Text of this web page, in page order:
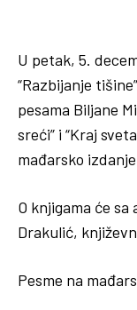
U petak, 5.
“Razbijanje
pesama Biljane
sreći” i “Kraj
mađarsko
O knjigama će
Drakulić,
Pesme na